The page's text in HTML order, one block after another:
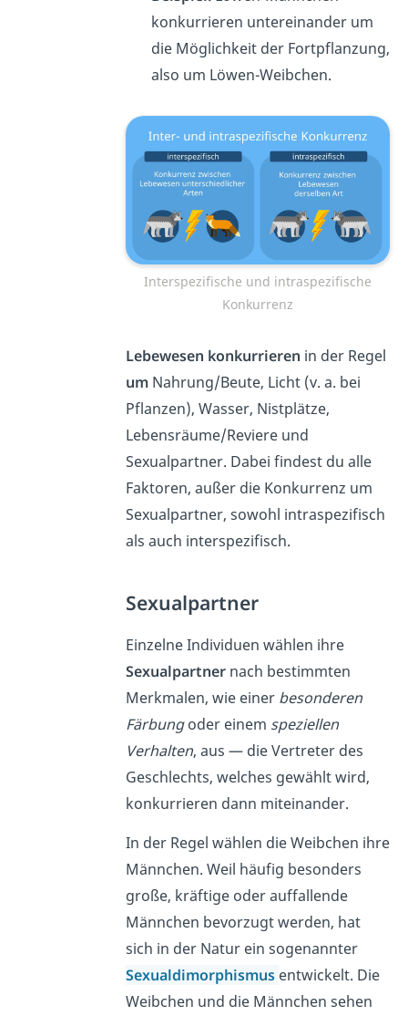
konkurrieren untereinander um
die Möglichkeit der Fortpflanzung,
also um Löwen-Weibchen.
Interspezifische und intraspezifische
Konkurrenz
Lebewesen konkurrieren in der Regel
um Nahrung/Beute, Licht (v. a. bei
Pflanzen), Wasser, Nistplätze,
Lebensräume/Reviere und
Sexualpartner. Dabei findest du alle
Faktoren, außer die Konkurrenz um
Sexualpartner, sowohl intraspezifisch
als auch interspezifisch.
Sexualpartner
Einzelne Individuen wählen ihre
Sexualpartner nach bestimmten
Merkmalen, wie einer besonderen
Färbungoder einem speziellen
Verhalten, aus — die Vertreter des
Geschlechts, welches gewählt wird,
konkurrieren dann miteinander.
In der Regel wählen die Weibchen ihre
Männchen. Weil häufig besonders
große, kräftige oder auffallende
Männchen bevorzugt werden, hat
sich in der Natur ein sogenannter
Sexualdimorphismus entwickelt. Die
Weibchen und die Männchen sehen